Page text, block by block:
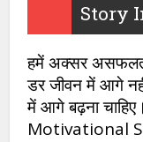
Story
हमें अक्सर
डर जीवन में आगे
में आगे बढ़ना
Motivational